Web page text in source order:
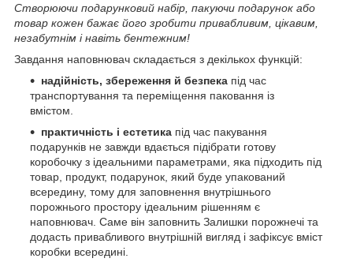
Створюючи подарунковий набір, пакуючи подарунок або
товар кожен бажає його зробити привабливим, цікавим,
незабутнім і навіть бентежним!
Завдання наповнювач складається з декількох функцій:
надійність, збереження й безпека під час
транспортування та переміщення паковання із
вмістом.
практичність і естетика під час пакування
подарунків не завжди вдається підібрати готову
коробочку з ідеальними параметрами, яка підходить під
товар, продукт, подарунок, який буде упакований
всередину, тому для заповнення внутрішнього
порожнього простору ідеальним рішенням є
наповнювач. Саме він заповнить Залишки порожнечі та
додасть привабливого внутрішній вигляд і зафіксує вміст
коробки всередині.